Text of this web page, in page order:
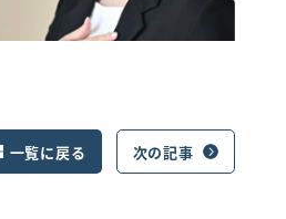
一覧に戻る 次の記事